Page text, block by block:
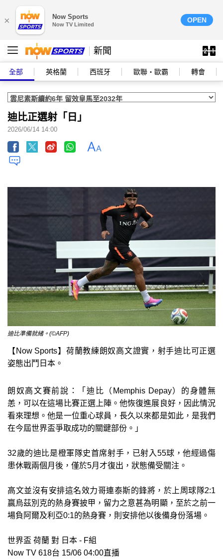
× Now Sports
Now TV Limited
OPEN
新聞
全部 英格蘭 西班牙 歐聯‧歐霸 轉會
迪比正選射「日」
2026/06/14 14:00
迪比準備就緒。(©AFP)
【Now Sports】荷蘭教練朗奴高文證實，射手迪比可正選
姿態出鬥日本。
朗奴高文賽前說：「迪比（Memphis Depay）的身體無
恙，可以在這場比賽正選上陣。他恢復進展良好，因此情況
看來理想。他是一位重心球員，長久以來都是如此，是我們
在今屆世界盃爭取成功的關鍵部份。」
32歲的迪比是橙軍隊史首席射手，已射入55球，他經過傷
患休戰兩個月後，僅於5月才復出，狀態備受關注。
高文並沒有安排這名效力哥連泰斯的鋒將，於上周球隊2:1
贏烏茲別克的熱身賽披甲，留力之意甚為明顯，至於之前一
場負阿爾及利亞0:1的熱身賽，則安排他以後備身份落場。
世界盃 荷蘭 對 日本 - F組
Now TV 618台 15/06 04:00直播